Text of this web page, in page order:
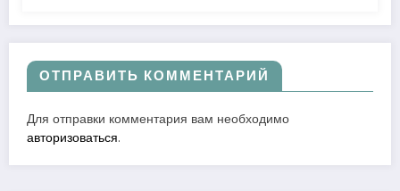
ОТПРАВИТЬ КОММЕНТАРИЙ
Для отправки комментария вам необходимо
авторизоваться.